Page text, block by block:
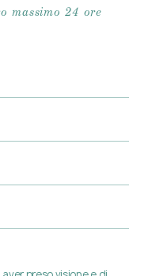
massimo 24 ore